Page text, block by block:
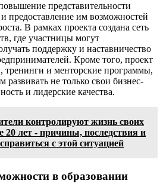
представительности
предоставление им возможностей
В рамках проекта создана сеть
где участницы могут
поддержку и наставничество
Кроме того, проект
тренинги и менторские программы,
развивать не только свои бизнес-
и лидерские качества.
контролируют жизнь своих
20 лет - причины, последствия и
с этой ситуацией
в образовании